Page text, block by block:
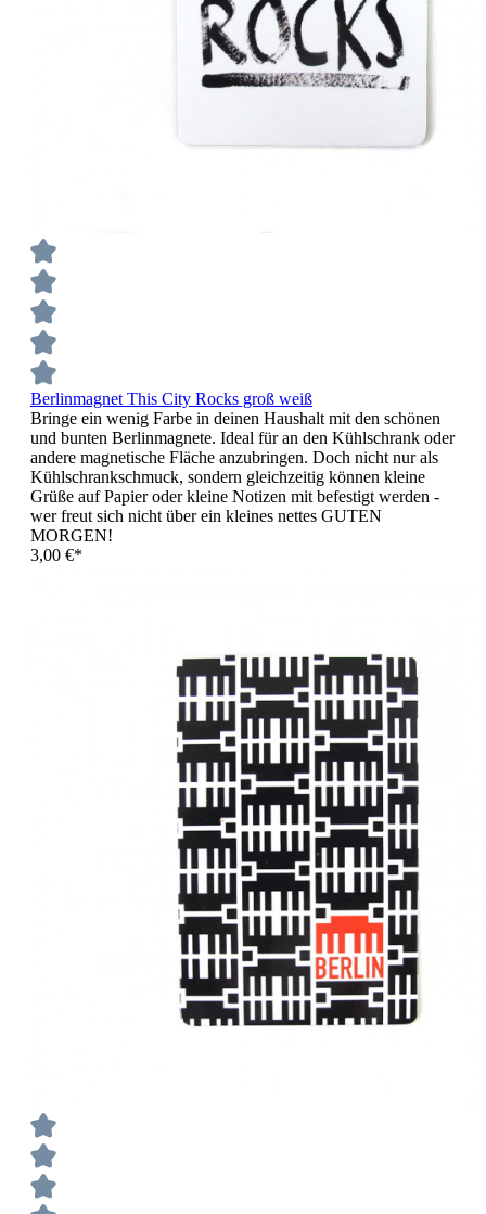
Berlinmagnet This City Rocks groß weiß
Bringe ein wenig Farbe in deinen Haushalt mit den schönen
und bunten Berlinmagnete. Ideal für an den Kühlschrank oder
andere magnetische Fläche anzubringen. Doch nicht nur als
Kühlschrankschmuck, sondern gleichzeitig können kleine
Grüße auf Papier oder kleine Notizen mit befestigt werden -
wer freut sich nicht über ein kleines nettes GUTEN
MORGEN!
3,00 €*